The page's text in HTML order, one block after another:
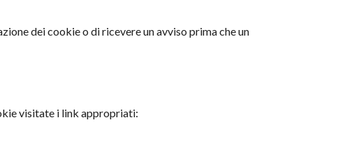
dei cookie o di ricevere un avviso prima che un
visitate i link appropriati: